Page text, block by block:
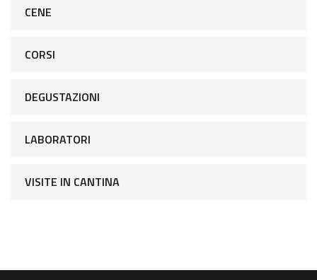
CENE
CORSI
DEGUSTAZIONI
LABORATORI
VISITE IN CANTINA